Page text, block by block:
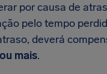
por causa de
pelo tempo
deverá
mais.